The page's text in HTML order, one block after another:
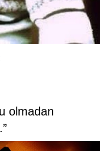
olmadan